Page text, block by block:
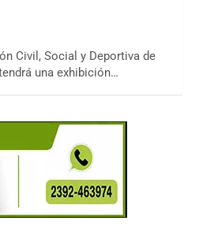
Civil, Social y Deportiva de
una exhibición…